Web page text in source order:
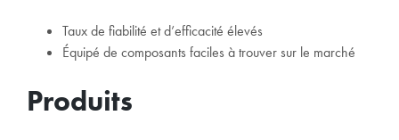
Taux de fiabilité et d’efficacité élevés
Équipé de composants faciles à trouver sur le marché
Produits